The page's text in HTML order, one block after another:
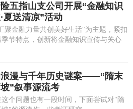
五指山支公司开展“金融知识
夏送清凉”活动
聚金融力量共创美好生活"为主题，紧扣
季节特点，创新将金融知识宣传与关心
漫与千年历史谜案——“隋末
”叙事源流考
个问题也有一段时间，下面尝试对"隋